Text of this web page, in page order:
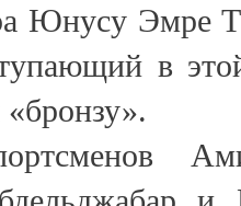
Юнусу Эмре
в